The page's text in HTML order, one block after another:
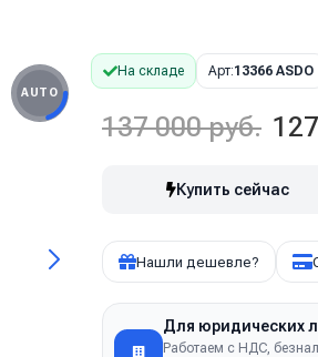
AUTO
На складе Арт:13366 ASDO
137 000 руб.
Купить сейчас
Нашли дешевле?
Для юридических
Работаем с НДС,